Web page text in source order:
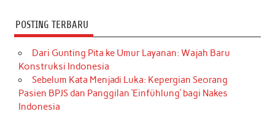
POSTING TERBARU
Dari Gunting Pita ke Umur Layanan: Wajah Baru
Konstruksi Indonesia
Sebelum Kata Menjadi Luka: Kepergian Seorang
Pasien BPJS dan Panggilan ‘Einfühlung’ bagi Nakes
Indonesia